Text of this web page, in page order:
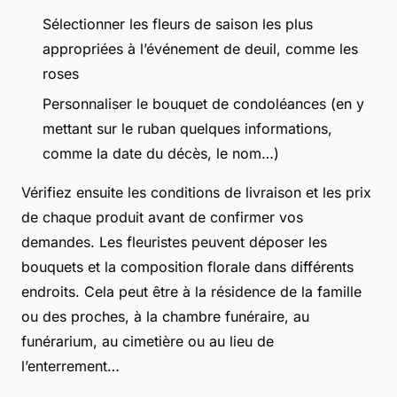
Sélectionner les fleurs de saison les plus
appropriées à l’événement de deuil, comme les
roses
Personnaliser le bouquet de condoléances (en y
mettant sur le ruban quelques informations,
comme la date du décès, le nom…)
Vérifiez ensuite les conditions de livraison et les prix
de chaque produit avant de confirmer vos
demandes. Les fleuristes peuvent déposer les
bouquets et la composition florale dans différents
endroits. Cela peut être à la résidence de la famille
ou des proches, à la chambre funéraire, au
funérarium, au cimetière ou au lieu de
l’enterrement…